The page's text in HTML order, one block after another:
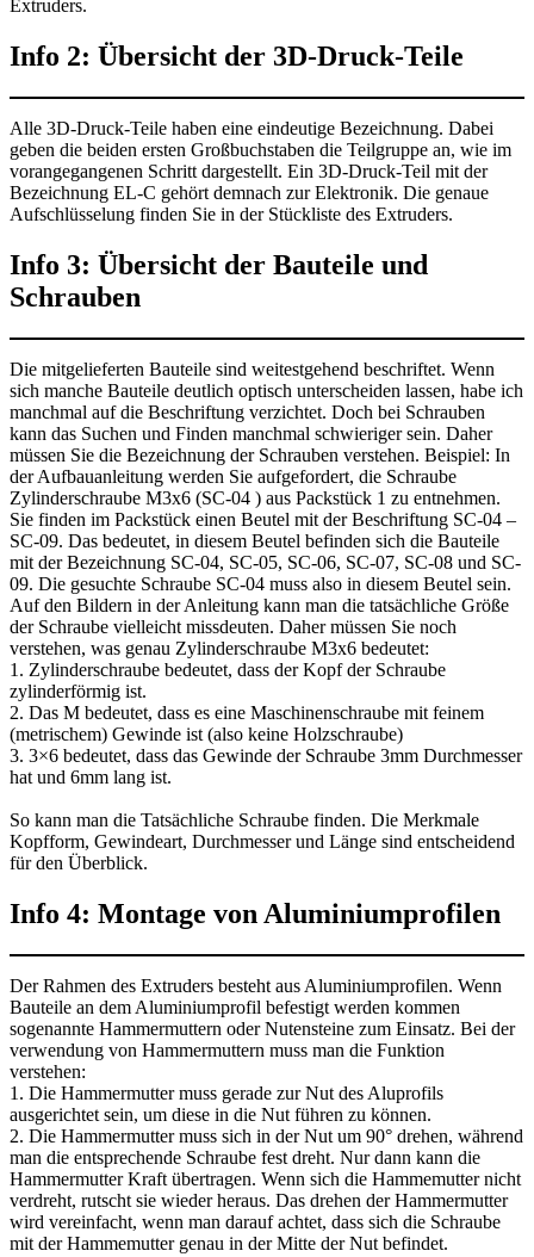
Extruders.
Info 2: Übersicht der 3D-Druck-Teile
Alle 3D-Druck-Teile haben eine eindeutige Bezeichnung. Dabei
geben die beiden ersten Großbuchstaben die Teilgruppe an, wie im
vorangegangenen Schritt dargestellt. Ein 3D-Druck-Teil mit der
Bezeichnung EL-C gehört demnach zur Elektronik. Die genaue
Aufschlüsselung finden Sie in der Stückliste des Extruders.
Info 3: Übersicht der Bauteile und
Schrauben
Die mitgelieferten Bauteile sind weitestgehend beschriftet. Wenn
sich manche Bauteile deutlich optisch unterscheiden lassen, habe ich
manchmal auf die Beschriftung verzichtet. Doch bei Schrauben
kann das Suchen und Finden manchmal schwieriger sein. Daher
müssen Sie die Bezeichnung der Schrauben verstehen. Beispiel: In
der Aufbauanleitung werden Sie aufgefordert, die Schraube
Zylinderschraube M3x6 (SC-04 ) aus Packstück 1 zu entnehmen.
Sie finden im Packstück einen Beutel mit der Beschriftung SC-04 –
SC-09. Das bedeutet, in diesem Beutel befinden sich die Bauteile
mit der Bezeichnung SC-04, SC-05, SC-06, SC-07, SC-08 und SC-
09. Die gesuchte Schraube SC-04 muss also in diesem Beutel sein.
Auf den Bildern in der Anleitung kann man die tatsächliche Größe
der Schraube vielleicht missdeuten. Daher müssen Sie noch
verstehen, was genau Zylinderschraube M3x6 bedeutet:
1. Zylinderschraube bedeutet, dass der Kopf der Schraube
zylinderförmig ist.
2. Das M bedeutet, dass es eine Maschinenschraube mit feinem
(metrischem) Gewinde ist (also keine Holzschraube)
3. 3×6 bedeutet, dass das Gewinde der Schraube 3mm Durchmesser
hat und 6mm lang ist.
So kann man die Tatsächliche Schraube finden. Die Merkmale
Kopfform, Gewindeart, Durchmesser und Länge sind entscheidend
für den Überblick.
Info 4: Montage von Aluminiumprofilen
Der Rahmen des Extruders besteht aus Aluminiumprofilen. Wenn
Bauteile an dem Aluminiumprofil befestigt werden kommen
sogenannte Hammermuttern oder Nutensteine zum Einsatz. Bei der
verwendung von Hammermuttern muss man die Funktion
verstehen:
1. Die Hammermutter muss gerade zur Nut des Aluprofils
ausgerichtet sein, um diese in die Nut führen zu können.
2. Die Hammermutter muss sich in der Nut um 90° drehen, während
man die entsprechende Schraube fest dreht. Nur dann kann die
Hammermutter Kraft übertragen. Wenn sich die Hammemutter nicht
verdreht, rutscht sie wieder heraus. Das drehen der Hammermutter
wird vereinfacht, wenn man darauf achtet, dass sich die Schraube
mit der Hammemutter genau in der Mitte der Nut befindet.